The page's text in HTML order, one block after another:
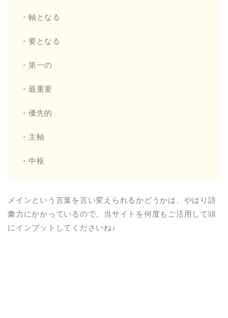
・軸となる
・要となる
・第一の
・最重要
・優先的
・主軸
・中枢
メインという言葉を言い変えられるかどうかは、やはり語
彙力にかかっているので、当サイトを何度もご活用して頭
にインプットしてくださいね♪